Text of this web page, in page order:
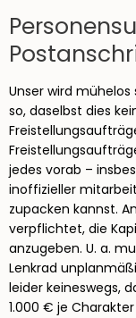
Unser wird mühelos
so, daselbst dies
jedes vorab –
inoffizieller
zupacken kannst.
verpflichtet, die
anzugeben. U. a.
Lenkrad
leider keineswegs,
1.000 € je